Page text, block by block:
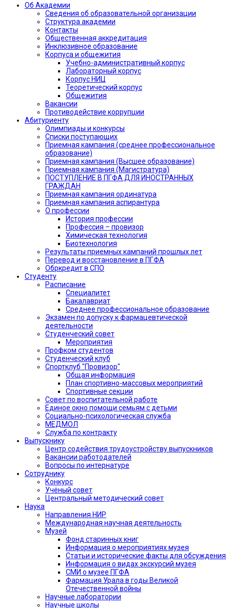
Об Академии
Сведения об образовательной организации
Структура академии
Контакты
Общественная аккредитация
Инклюзивное образование
Корпуса и общежития
Учебно-административный корпус
Лабораторный корпус
Корпус НИЦ
Теоретический корпус
Общежития
Вакансии
Противодействие коррупции
Абитуриенту
Олимпиады и конкурсы
Списки поступающих
Приемная кампания (среднее профессиональное
образование)
Приемная кампания (Высшее образование)
Приемная кампания (Магистратура)
ПОСТУПЛЕНИЕ В ПГФА ДЛЯ ИНОСТРАННЫХ
ГРАЖДАН
Приемная кампания ординатура
Приемная кампания аспирантура
О профессии
История профессии
Профессия – провизор
Химическая технология
Биотехнология
Результаты приемных кампаний прошлых лет
Перевод и восстановление в ПГФА
Обркредит в СПО
Студенту
Расписание
Специалитет
Бакалавриат
Среднее профессиональное образование
Экзамен по допуску к фармацевтической
деятельности
Студенческий совет
Мероприятия
Профком студентов
Студенческий клуб
Спортклуб "Провизор"
Общая информация
План спортивно-массовых мероприятий
Спортивные секции
Совет по воспитательной работе
Единое окно помощи семьям с детьми
Социально-психологическая служба
МЕДМОЛ
Служба по контракту
Выпускнику
Центр содействия трудоустройству выпускников
Вакансии работодателей
Вопросы по интернатуре
Сотруднику
Конкурс
Учёный совет
Центральный методический совет
Наука
Направления НИР
Международная научная деятельность
Музей
Фонд старинных книг
Информация о мероприятиях музея
Статьи и исторические факты для обсуждения
Информация о видах экскурсий музея
СМИ о музее ПГФА
Фармация Урала в годы Великой
Отечественной войны
Научные лаборатории
Научные школы